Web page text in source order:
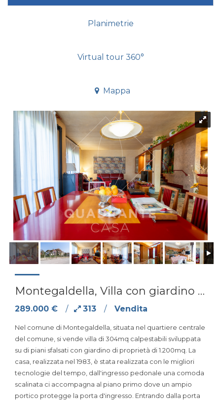
Planimetrie
Virtual tour 360°
Mappa
Montegaldella, Villa con giardino di 1200 mq
289.000 € / 313 / Vendita
Nel comune di Montegaldella, situata nel quartiere centrale
del comune, si vende villa di 304mq calpestabili sviluppata
su di piani sfalsati con giardino di proprietà di 1.200mq. La
casa, realizzata nel 1983, è stata realizzata con le migliori
tecnologie del tempo, dall'ingresso pedonale una comoda
scalinata ci accompagna al piano primo dove un ampio
portico protegge la porta d'ingresso. Entrando dalla porta